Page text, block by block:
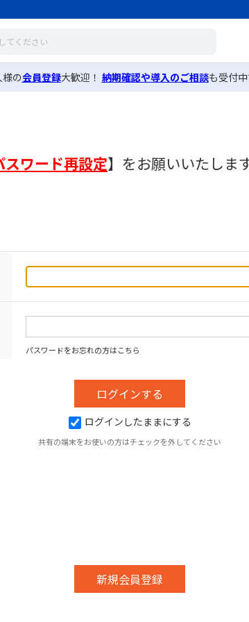
の会員登録大歓迎！ 納期確認や導入のご相談も受付中
スワード再設定】 をお願いいたしま
パスワードをお忘れの方はこちら
ログインしたままにする
共有の端末をお使いの方はチェックを外してください